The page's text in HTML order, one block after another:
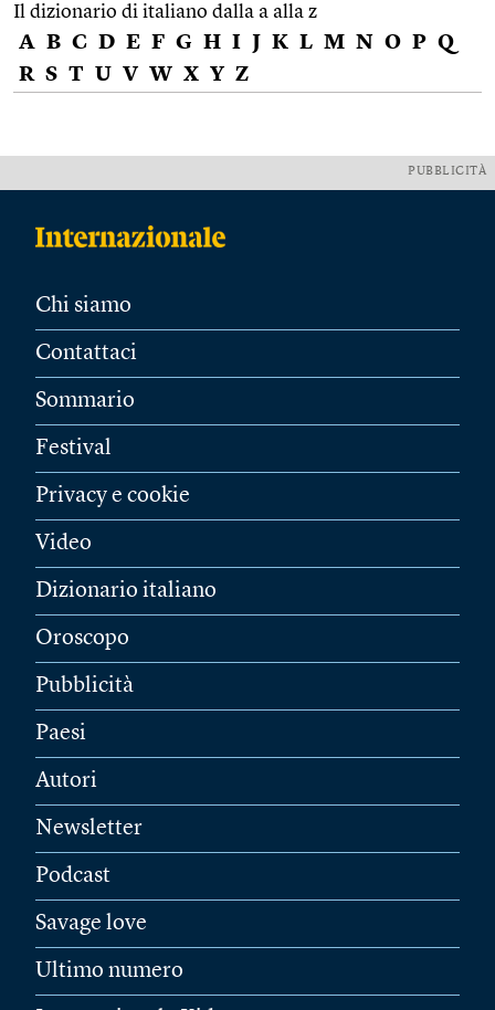
Il dizionario di italiano dalla a alla z
A B C D E F G H I J K L M N O P Q
R S T U V W X Y Z
PUBBLICITÀ
Chi siamo
Contattaci
Sommario
Festival
Privacy e cookie
Video
Dizionario italiano
Oroscopo
Pubblicità
Paesi
Autori
Newsletter
Podcast
Savage love
Ultimo numero